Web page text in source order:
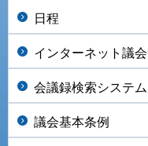
日程
インターネット議
会議録検索システム
議会基本条例